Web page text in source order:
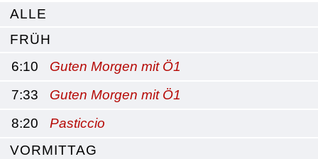
ALLE
FRÜH
6:10
Guten Morgen mit Ö1
7:33
Guten Morgen mit Ö1
8:20
Pasticcio
VORMITTAG